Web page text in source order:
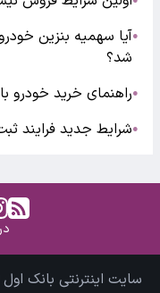
●
شد؟
●راهنمای خرید خودرو
●شرایط جدید فرایند
سایت اینترنتی بانک